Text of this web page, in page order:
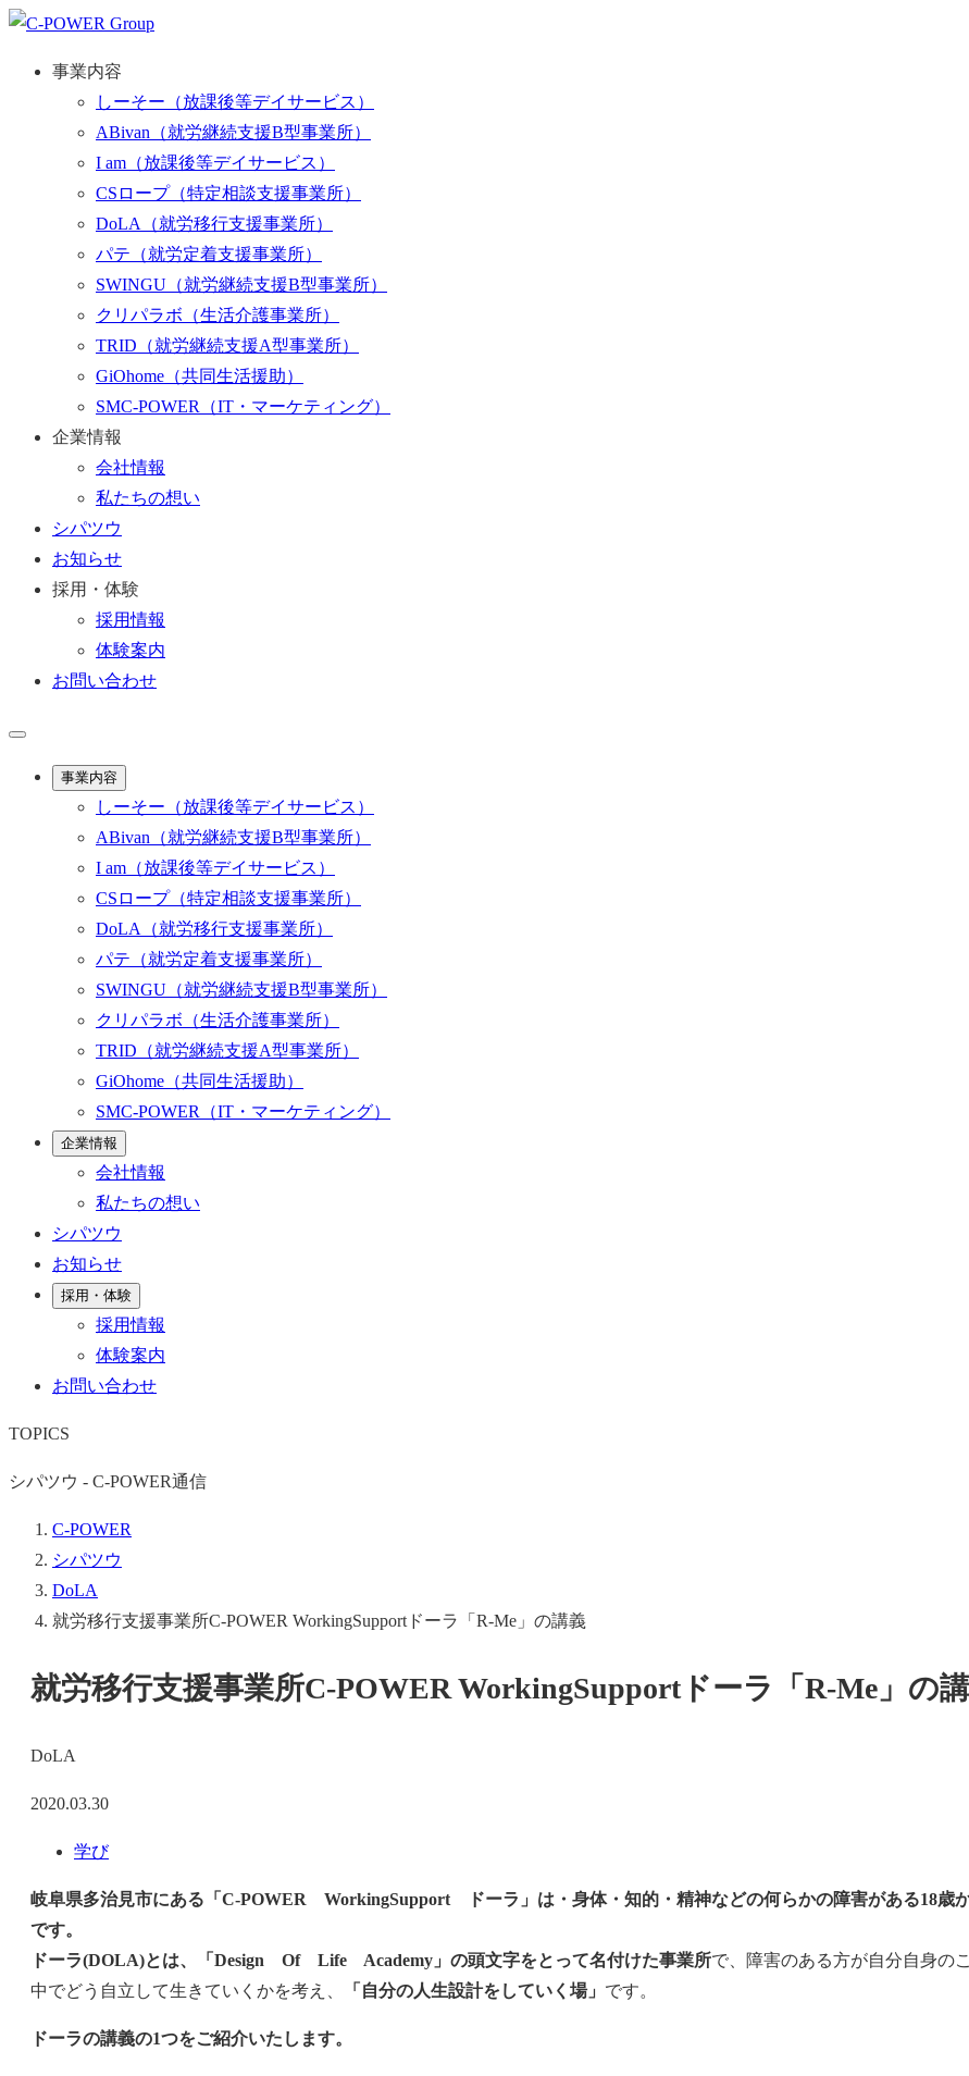
事業内容
しーそー （放課後等デイサービス）
ABivan （就労継続支援B型事業所）
I am （放課後等デイサービス）
CSロープ（特定相談支援事業所）
DoLA
（就労移行支援事業所）
パテ （就労定着支援事業所）
SWINGU （就労継続支援B型事業所）
クリパラボ （生活介護事業所）
TRID （就労継続支援A型事業所）
GiOhome （共同生活援助）
SMC-POWER
（IT・マーケティング）
企業情報
会社情報
私たちの想い
シパツウ
お知らせ
採用・体験
採用情報
体験案内
お問い合わせ
事業内容
しーそー （放課後等デイサービス）
ABivan （就労継続支援B型事業所）
I am （放課後等デイサービス）
CSロープ（特定相談支援事業所）
DoLA
（就労移行支援事業所）
パテ （就労定着支援事業所）
SWINGU （就労継続支援B型事業所）
クリパラボ （生活介護事業所）
TRID （就労継続支援A型事業所）
GiOhome （共同生活援助）
SMC-POWER
（IT・マーケティング）
企業情報
会社情報
私たちの想い
シパツウ
お知らせ
採用・体験
採用情報
体験案内
お問い合わせ
TOPICS
シパツウ - C-POWER通信
C-POWER
シパツウ
DoLA
就労移行支援事業所C-POWER WorkingSupportドーラ「R-Me」の講義
就労移行支援事業所C-POWER WorkingSupportドーラ「R-Me」の
DoLA
2020.03.30
学び
岐阜県多治見市にある「C-POWER WorkingSupport ドーラ」は・身体・知的・精神などの何らかの障害がある18歳
です。
ドーラ(DOLA)とは、「Design Of Life Academy」の頭文字をとって名付けた事業所で、障害のある方が自分自身の
中でどう自立して生きていくかを考え、
「自分の人生設計をしていく場」 です。
ドーラの講義の1つをご紹介いたします。